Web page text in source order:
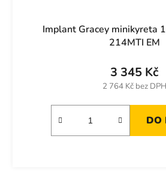
Implant Gracey minikyreta
214MTI EM
2 764 Kč bez DPH
3 345 Kč
DO